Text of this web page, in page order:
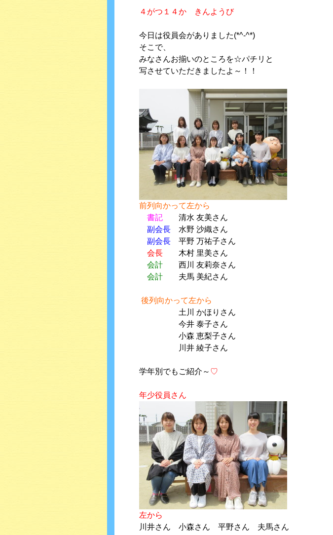
４がつ１４か きんようび
今日は役員会がありました(*^-^*)
そこで、
みなさんお揃いのところを☆パチリと
写させていただきましたよ～！！
前列向かって左から
書記 清水 友美さん
副会長 水野 沙織さん
副会長 平野 万祐子さん
会長 木村 里美さん
会計 西川 友莉奈さん
会計 夫馬 美紀さん
後列向かって左から
土川 かほりさん
今井 泰子さん
小森 恵梨子さん
川井 綾子さん
学年別でもご紹介～ ♡
年少役員さん
左から
川井さん 小森さん 平野さん 夫馬さん